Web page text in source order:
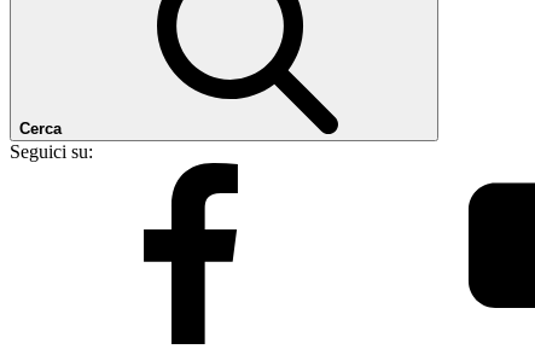
Cerca
Seguici su: